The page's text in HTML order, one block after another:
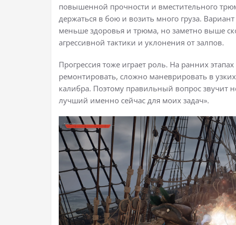
повышенной прочности и вместительного
держаться в бою и возить много груза. Вариант
меньше здоровья и трюма, но заметно выше
агрессивной тактики и уклонения от залпов.
Прогрессия тоже играет роль. На ранних
ремонтировать, сложно маневрировать в
калибра. Поэтому правильный вопрос звучит
лучший именно сейчас для моих задач».